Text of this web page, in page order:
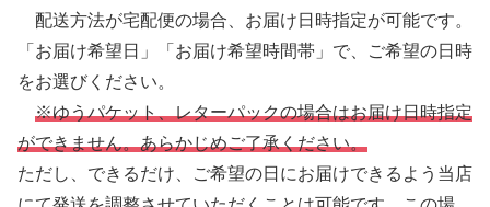
配送方法が宅配便の場合、お届け日時指定が可能です。
「お届け希望日」「お届け希望時間帯」で、ご希望の日時
をお選びください。
※ゆうパケット、レターパックの場合はお届け日時指定
ができません。あらかじめご了承ください。
ただし、できるだけ、ご希望の日にお届けできるよう当店